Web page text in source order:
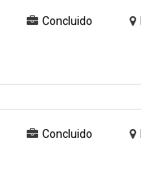
Concluido
Concluido